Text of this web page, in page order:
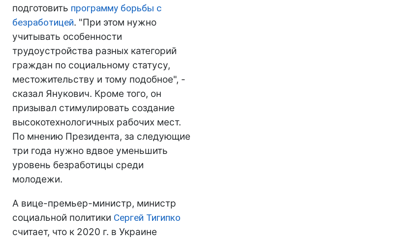
подготовить программу борьбы с
безработицей. "При этом нужно
учитывать особенности
трудоустройства разных категорий
граждан по социальному статусу,
местожительству и тому подобное", -
сказал Янукович. Кроме того, он
призывал стимулировать создание
высокотехнологичных рабочих мест.
По мнению Президента, за следующие
три года нужно вдвое уменьшить
уровень безработицы среди
молодежи.
А вице-премьер-министр, министр
социальной политики Сергей Тигипко
считает, что к 2020 г. в Украине